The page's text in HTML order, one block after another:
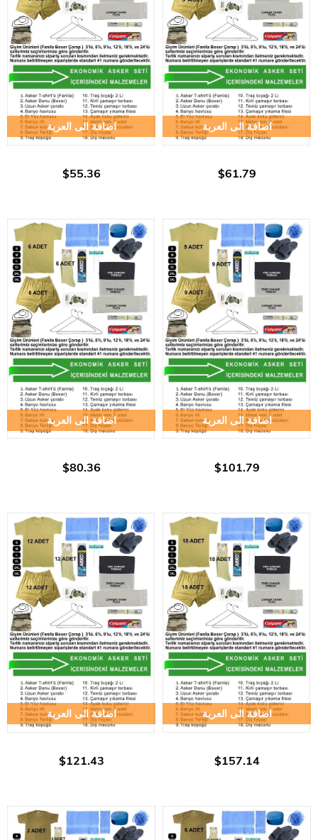
اضافة الى العربة
$55.36
اضافة الى العربة
$61.79
اضافة الى العربة
$80.36
اضافة الى العربة
$101.79
اضافة الى العربة
$121.43
اضافة الى العربة
$157.14